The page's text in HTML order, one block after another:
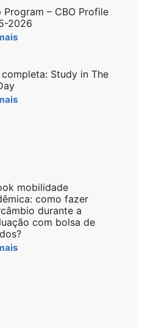
Program – CBO Profile
2026
Study in The
mobilidade
como fazer
durante a
com bolsa de